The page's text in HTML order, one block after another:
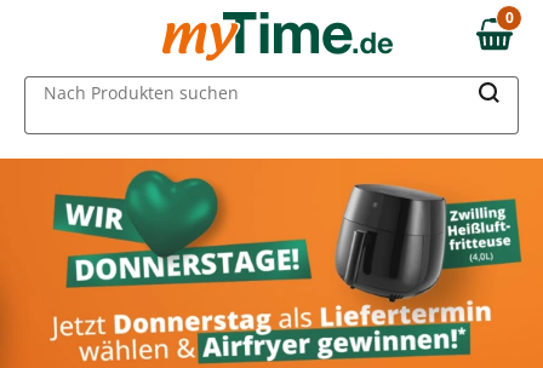
0,00 €
0
Nach Produkten suchen